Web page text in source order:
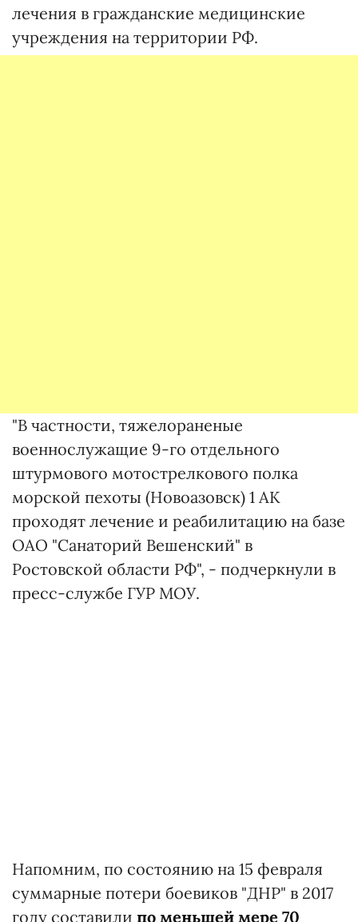
лечения в гражданские медицинские
учреждения на территории РФ.
"В частности, тяжелораненые
военнослужащие 9-го отдельного
штурмового мотострелкового полка
морской пехоты (Новоазовск) 1 АК
проходят лечение и реабилитацию на базе
ОАО "Санаторий Вешенский" в
Ростовской области РФ", - подчеркнули в
пресс-службе ГУР МОУ.
Напомним, по состоянию на 15 февраля
суммарные потери боевиков "ДНР" в 2017
году составили по меньшей мере 70